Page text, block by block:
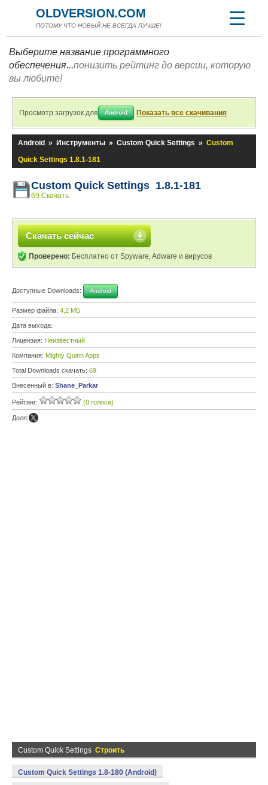
OLDVERSION.COM
ПОТОМУ ЧТО НОВЫЙ НЕ ВСЕГДА ЛУЧШЕ!
Выберите название программного
обеспечения...понизить рейтинг до версии, которую
вы любите!
Просмотр загрузок для Android Показать все скачивания
Android » Инструменты » Custom Quick Settings » Custom
Quick Settings 1.8.1-181
Custom Quick Settings 1.8.1-181
69 Скачать
Скачать сейчас
Проверено: Бесплатно от Spyware, Adware и вирусов
Доступные Downloads: Android
Размер файла: 4,2 МБ
Дата выхода:
Лицензия: Неизвестный
Компания: Mighty Quinn Apps
Total Downloads скачать: 69
Внесенный в: Shane_Parkar
Рейтинг: (0 голоса)
Доля:
Custom Quick Settings Строить
Custom Quick Settings 1.8-180 (Android)